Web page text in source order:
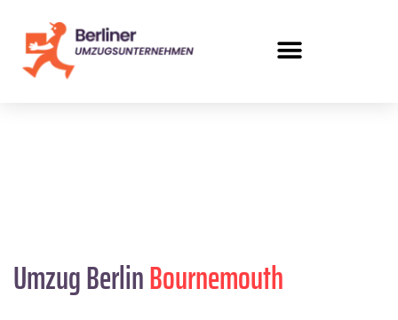
Umzug BerlinBournemouth